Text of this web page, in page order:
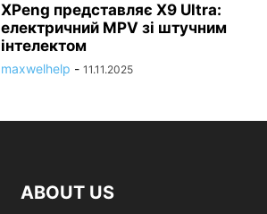
XPeng представляє X9 Ultra:
електричний MPV зі штучним
інтелектом
maxwelhelp - 11.11.2025
ABOUT US